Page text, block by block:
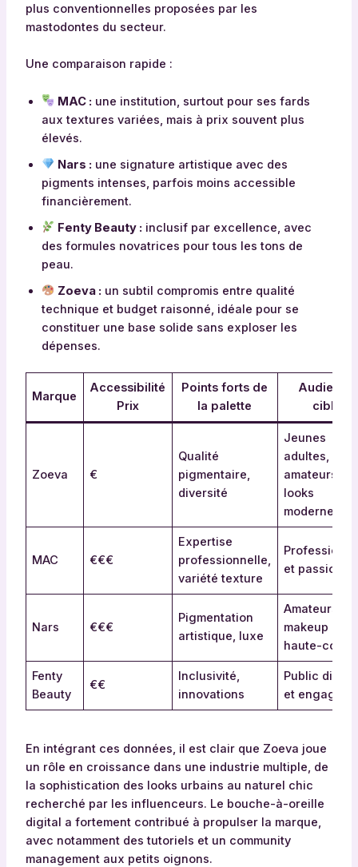
plus conventionnelles proposées par les
mastodontes du secteur.
Une comparaison rapide :
MAC : une institution, surtout pour ses fards
aux textures variées, mais à prix souvent plus
élevés.
Nars : une signature artistique avec des
pigments intenses, parfois moins accessible
financièrement.
Fenty Beauty : inclusif par excellence, avec
des formules novatrices pour tous les tons de
peau.
Zoeva : un subtil compromis entre qualité
technique et budget raisonné, idéale pour se
constituer une base solide sans exploser les
dépenses.
Marque
Accessibilité
Prix
Points forts de
la palette
Audience
cible
Zoeva €
Qualité
pigmentaire,
diversité
Jeunes
adultes,
amateurs de
looks
modernes
MAC €€€
Expertise
professionnelle,
variété texture
et
Nars €€€
Pigmentation
artistique, luxe
Amateurs de
makeup
haute-
Fenty
Beauty
€€
Inclusivité,
innovations
Public divers
et engagé
En intégrant ces données, il est clair que Zoeva joue
un rôle en croissance dans une industrie multiple, de
la sophistication des looks urbains au naturel chic
recherché par les influenceurs. Le bouche-à-oreille
digital a fortement contribué à propulser la marque,
avec notamment des tutoriels et un community
management aux petits oignons.